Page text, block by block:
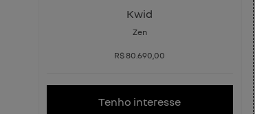
Kwid
Zen
R$ 80.690,00
Tenho interesse